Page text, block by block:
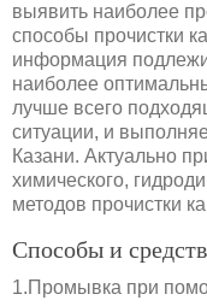
выявить наиболее
способы прочистки
информация
наиболее
лучше всего
ситуации, и
Казани. Актуально
химического,
методов прочистки
Способы и
1.Промывка при